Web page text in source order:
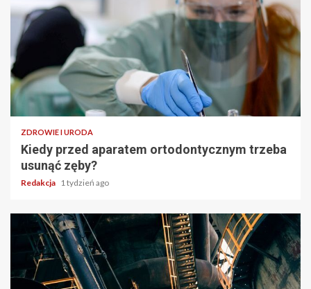
ZDROWIE I URODA
Kiedy przed aparatem ortodontycznym trzeba
usunąć zęby?
Redakcja 1 tydzień ago